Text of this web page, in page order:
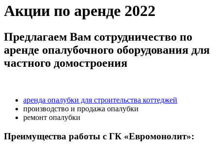
Акции по аренде 2022
Предлагаем Вам сотрудничество по
аренде опалубочного оборудования для
частного домостроения
аренда опалубки для строительства коттеджей
производство и продажа опалубки
ремонт опалубки
Преимущества работы с ГК «Евромонолит»: